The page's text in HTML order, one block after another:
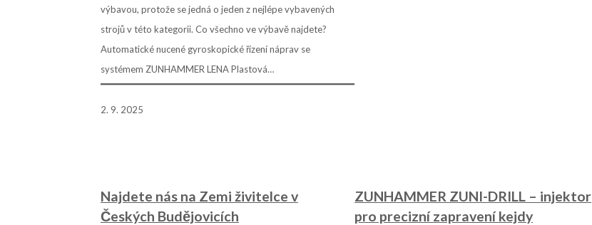
výbavou, protože se jedná o jeden z nejlépe vybavených
strojů v této kategorii. Co všechno ve výbavě najdete?
Automatické nucené gyroskopické řízení náprav se
systémem ZUNHAMMER LENA Plastová…
2. 9. 2025
Najdete nás na Zemi živitelce v
Českých Budějovicích
ZUNHAMMER ZUNI-DRILL – injektor
pro precizní zapravení kejdy